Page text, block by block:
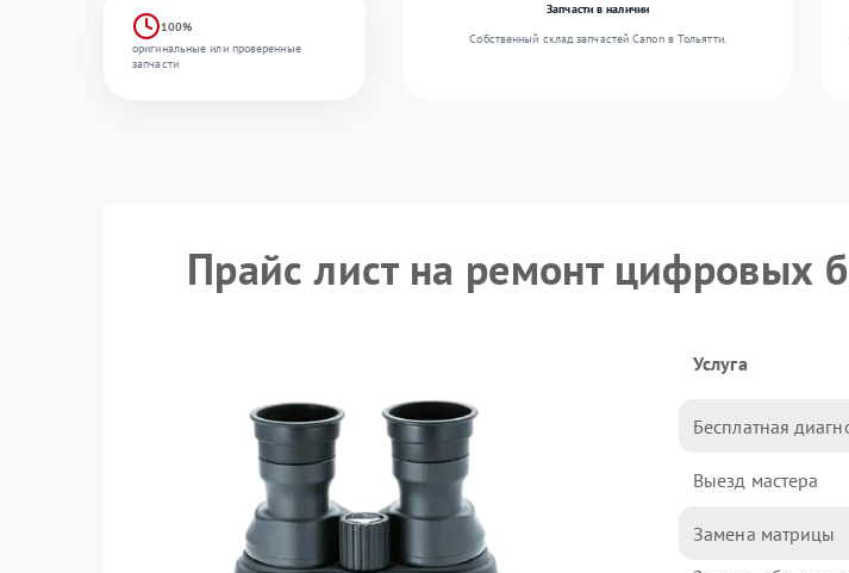
100%
оригинальные или проверенные
запчасти
Запчасти в наличии
Собственный склад запчастей Canon в Тольятти.
Прайс лист на ремонт цифровых
Услуга
Бесплатная
Выезд мастера
Замена матрицы